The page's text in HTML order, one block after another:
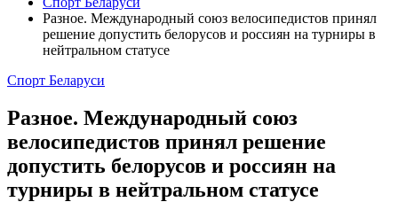
Разное. Международный союз велосипедистов принял
решение допустить белорусов и россиян на турниры в
нейтральном статусе
Спорт Беларуси
Разное. Международный союз
велосипедистов принял решение
допустить белорусов и россиян на
турниры в нейтральном статусе